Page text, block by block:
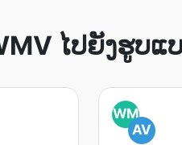
ໄປຍັງຮູບແ
WM
AV